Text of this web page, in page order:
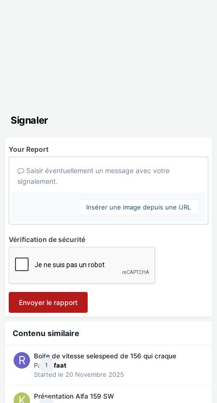
Signaler
Your Report
Saisir éventuellement un message avec votre
signalement.
Insérer une image depuis une URL
Vérification de sécurité
Envoyer le rapport
Contenu similaire
1
Boite de vitesse selespeed de 156 qui craque
ParRefaat
Started le 20 Novembre 2025
Présentation Alfa 159 SW